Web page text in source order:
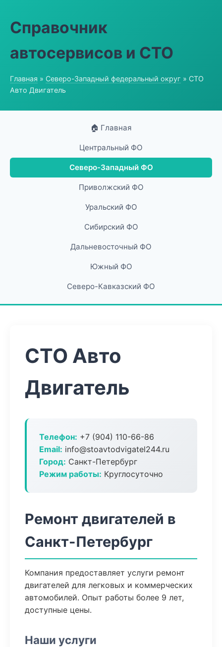
Справочник
автосервисов и СТО
Главная » Северо-Западный федеральный округ » СТО
Авто Двигатель
🏠 Главная
Центральный ФО
Северо-Западный ФО
Приволжский ФО
Уральский ФО
Сибирский ФО
Дальневосточный ФО
Южный ФО
Северо-Кавказский ФО
СТО Авто
Двигатель
Телефон: +7 (904) 110-66-86
Email: info@stoavtodvigatel244.ru
Город: Санкт-Петербург
Режим работы: Круглосуточно
Ремонт двигателей в
Санкт-Петербург
Компания предоставляет услуги ремонт
двигателей для легковых и коммерческих
автомобилей. Опыт работы более 9 лет,
доступные цены.
Наши услуги